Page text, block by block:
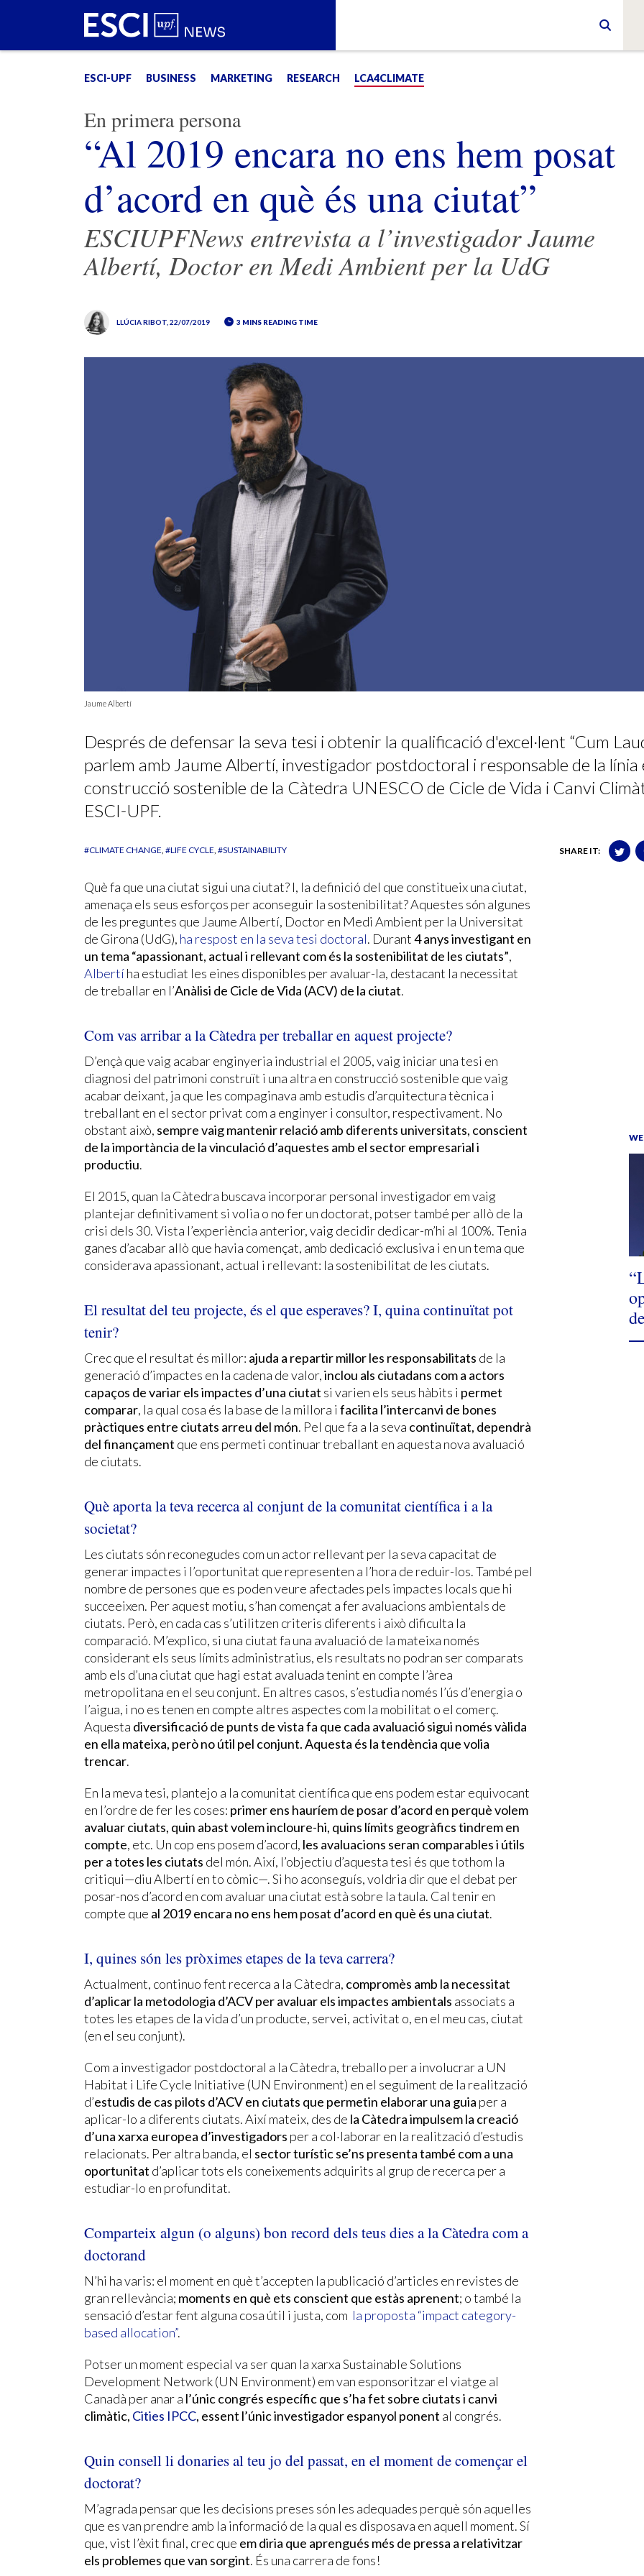
ESCI-UPF BUSINESS MARKETING RESEARCH LCA4CLIMATE
En primera persona
“Al 2019 encara no ens hem posat
d’acord en què és una ciutat”
ESCIUPFNews entrevista a l’investigador Jaume
Albertí, Doctor en Medi Ambient per la UdG
LLÚCIA RIBOT , 22/07/2019 3 MINS READING TIME
Jaume Albertí
Després de defensar la seva tesi i obtenir la qualificació d'excel·lent “Cum
parlem amb Jaume Albertí, investigador postdoctoral i responsable de la línia
construcció sostenible de la Càtedra UNESCO de Cicle de Vida i Canvi
ESCI-UPF.
#CLIMATE CHANGE #LIFE CYCLE #SUSTAINABILITY SHARE IT:
Què fa que una ciutat sigui una ciutat? I, la definició del que constitueix una ciutat,
amenaça els seus esforços per aconseguir la sostenibilitat? Aquestes són algunes
de les preguntes que Jaume Albertí, Doctor en Medi Ambient per la Universitat
de Girona (UdG), ha respost en la seva tesi doctoral. Durant4 anys investigant en
un tema “apassionant, actual i rellevant com és la sostenibilitat de les ciutats”,
Albertíha estudiat les eines disponibles per avaluar-la, destacant la necessitat
de treballar en l’Anàlisi de Cicle de Vida (ACV) de la ciutat.
Com vas arribar a la Càtedra per treballar en aquest projecte?
D’ençà que vaig acabar enginyeria industrial el 2005, vaig iniciar una tesi en
diagnosi del patrimoni construït i una altra en construcció sostenible que vaig
acabar deixant, ja que les compaginava amb estudis d’arquitectura tècnica i
treballant en el sector privat com a enginyer i consultor, respectivament. No
obstant això, sempre vaig mantenir relació amb diferents universitats, conscient
de la importància de la vinculació d’aquestes amb el sector empresarial i
productiu.
El 2015, quan la Càtedra buscava incorporar personal investigador em vaig
plantejar definitivament si volia o no fer un doctorat, potser també per allò de la
crisi dels 30. Vista l’experiència anterior, vaig decidir dedicar-m’hi al 100%. Tenia
ganes d’acabar allò que havia començat, amb dedicació exclusiva i en un tema que
considerava apassionant, actual i rellevant: la sostenibilitat de les ciutats.
El resultat del teu projecte, és el que esperaves? I, quina continuïtat pot
tenir?
Crec que el resultat és millor: ajuda a repartir millor les responsabilitats de la
generació d’impactes en la cadena de valor,inclou als ciutadans com a actors
capaços de variar els impactes d’una ciutat si varien els seus hàbits i permet
comparar, la qual cosa és la base de la millora i facilita l’intercanvi de bones
pràctiques entre ciutats arreu del món. Pel que fa a la seva continuïtat, dependrà
del finançament que ens permeti continuar treballant en aquesta nova avaluació
de ciutats.
Què aporta la teva recerca al conjunt de la comunitat científica i a la
societat?
Les ciutats són reconegudes com un actor rellevant per la seva capacitat de
generar impactes i l’oportunitat que representen a l’hora de reduir-los. També pel
nombre de persones que es poden veure afectades pels impactes locals que hi
succeeixen. Per aquest motiu, s’han començat a fer avaluacions ambientals de
ciutats. Però, en cada cas s’utilitzen criteris diferents i això dificulta la
comparació. M’explico, si una ciutat fa una avaluació de la mateixa només
considerant els seus límits administratius, els resultats no podran ser comparats
amb els d’una ciutat que hagi estat avaluada tenint en compte l’àrea
metropolitana en el seu conjunt. En altres casos, s’estudia només l’ús d’energia o
l’aigua, i no es tenen en compte altres aspectes com la mobilitat o el comerç.
Aquesta diversificació de punts de vista fa que cada avaluació sigui només vàlida
en ella mateixa, però no útil pel conjunt. Aquesta és la tendència que volia
trencar.
En la meva tesi, plantejo a la comunitat científica que ens podem estar equivocant
en l’ordre de fer les coses: primer ens hauríem de posar d’acord en perquè volem
avaluar ciutats, quin abast volem incloure-hi, quins límits geogràfics tindrem en
compte, etc. Un cop ens posem d’acord, les avaluacions seran comparables i útils
per a totes les ciutats del món. Així, l’objectiu d’aquesta tesi és que tothom la
critiqui—diu Albertí en to còmic—. Si ho aconseguís, voldria dir que el debat per
posar-nos d’acord en com avaluar una ciutat està sobre la taula. Cal tenir en
compte que al 2019 encara no ens hem posat d’acord en què és una ciutat.
I, quines són les pròximes etapes de la teva carrera?
Actualment, continuo fent recerca a la Càtedra, compromès amb la necessitat
d’aplicar la metodologia d’ACV per avaluar els impactes ambientals associats a
totes les etapes de la vida d’un producte, servei, activitat o, en el meu cas, ciutat
(en el seu conjunt).
Com a investigador postdoctoral a la Càtedra, treballo per a involucrar a UN
Habitat i Life Cycle Initiative (UN Environment) en el seguiment de la realització
d’estudis de cas pilots d’ACV en ciutats que permetin elaborar una guia per a
aplicar-lo a diferents ciutats. Així mateix, des de la Càtedra impulsem la creació
d’una xarxa europea d’investigadors per a col·laborar en la realització d’estudis
relacionats. Per altra banda, el sector turístic se’ns presenta també com a una
oportunitat d’aplicar tots els coneixements adquirits al grup de recerca per a
estudiar-lo en profunditat.
Comparteix algun (o alguns) bon record dels teus dies a la Càtedra com a
doctorand
N’hi ha varis: el moment en què t’accepten la publicació d’articles en revistes de
gran rellevància; moments en què ets conscient que estàs aprenent; o també la
sensació d’estar fent alguna cosa útil i justa, com la proposta “impact category-
based allocation”.
Potser un moment especial va ser quan la xarxa Sustainable Solutions
Development Network (UN Environment) em van esponsoritzar el viatge al
Canadà per anar a l’únic congrés específic que s’ha fet sobre ciutats i canvi
climàtic, Cities IPCC, essent l’únic investigador espanyol ponent al congrés.
Quin consell li donaries al teu jo del passat, en el moment de començar el
doctorat?
M’agrada pensar que les decisions preses són les adequades perquè són aquelles
que es van prendre amb la informació de la qual es disposava en aquell moment. Sí
que, vist l’èxit final, crec que em diria que aprengués més de pressa a relativitzar
els problemes que van sorgint. És una carrera de fons!